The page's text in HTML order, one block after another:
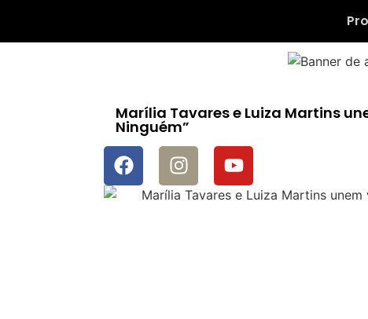
Marília Tavares e Luiza Martins
Ninguém”